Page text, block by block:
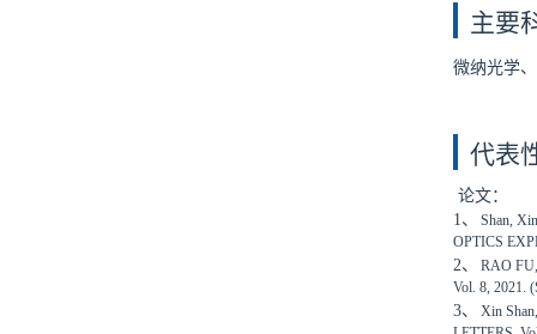
主要
微纳光学
代表
论文：
1、
Shan,
OPTICS
2、
RAO
Vol. 8, 2021.
3、
Xin